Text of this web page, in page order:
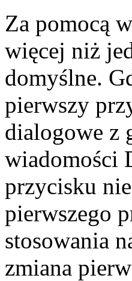
Za pomocą
więcej niż
domyślne.
pierwszy
dialogowe z
wiadomości
przycisku
pierwszego
stosowania
zmiana